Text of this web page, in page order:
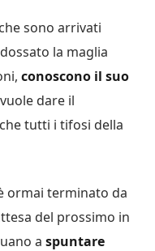
sono arrivati
la maglia
conoscono il suo
dare il
tutti i tifosi della
ormai terminato da
del prossimo in
a spuntare